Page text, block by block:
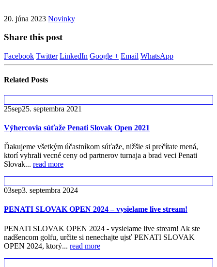
20. júna 2023 Novinky
Share this post
Facebook Twitter LinkedIn Google + Email WhatsApp
Related Posts
25sep25. septembra 2021
Výhercovia súťaže Penati Slovak Open 2021
Ďakujeme všetkým účastníkom súťaže, nižšie si prečítate mená,
ktorí vyhrali vecné ceny od partnerov turnaja a brad veci Penati
Slovak... read more
03sep3. septembra 2024
PENATI SLOVAK OPEN 2024 – vysielame live stream!
PENATI SLOVAK OPEN 2024 - vysielame live stream! Ak ste
nadšencom golfu, určite si nenechajte ujsť PENATI SLOVAK
OPEN 2024, ktorý... read more